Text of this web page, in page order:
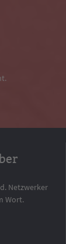
Netzwerker
Wort.